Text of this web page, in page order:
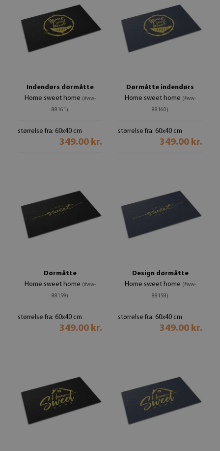
Indendørs dørmåtte
Home sweet home (#ww-
88161)
størrelse fra: 60x40 cm
349.00 kr.
Dørmåtte indendørs
Home sweet home (#ww-
88160)
størrelse fra: 60x40 cm
349.00 kr.
Dørmåtte
Home sweet home (#ww-
88159)
størrelse fra: 60x40 cm
349.00 kr.
Design dørmåtte
Home sweet home (#ww-
88158)
størrelse fra: 60x40 cm
349.00 kr.